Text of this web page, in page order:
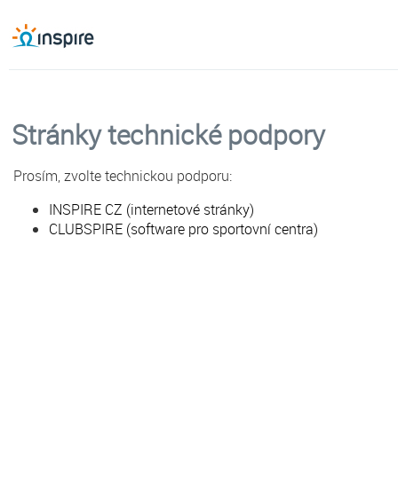
Stránky technické podpory
Prosím, zvolte technickou podporu:
INSPIRE CZ (internetové stránky)
CLUBSPIRE (software pro sportovní centra)